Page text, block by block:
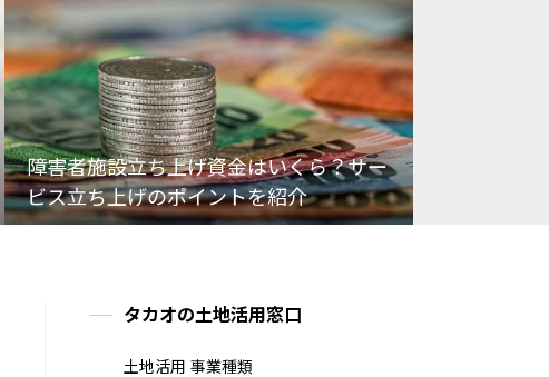
障害者施設立ち上げ資金はいくら？サー
ビス立ち上げのポイントを紹介
タカオの土地活用窓口
土地活用 事業種類